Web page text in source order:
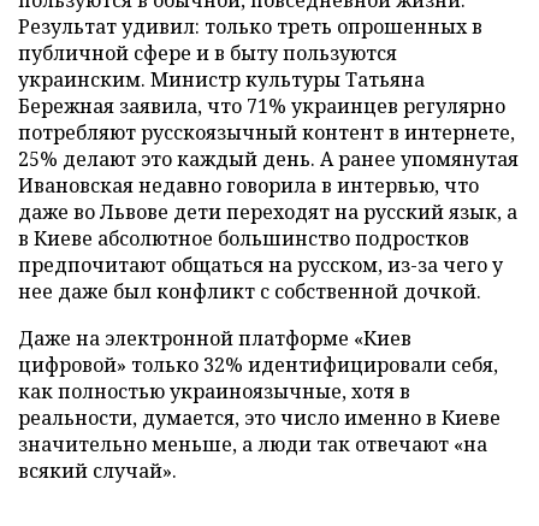
Результат удивил: только треть опрошенных в
публичной сфере и в быту пользуются
украинским. Министр культуры Татьяна
Бережная заявила, что 71% украинцев регулярно
потребляют русскоязычный контент в интернете,
25% делают это каждый день. А ранее упомянутая
Ивановская недавно говорила в интервью, что
даже во Львове дети переходят на русский язык, а
в Киеве абсолютное большинство подростков
предпочитают общаться на русском, из-за чего у
нее даже был конфликт с собственной дочкой.
Даже на электронной платформе «Киев
цифровой» только 32% идентифицировали себя,
как полностью украиноязычные, хотя в
реальности, думается, это число именно в Киеве
значительно меньше, а люди так отвечают «на
всякий случай».